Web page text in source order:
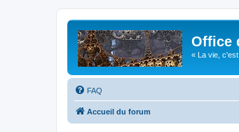
Office
« La vie,
FAQ
Accueil du forum